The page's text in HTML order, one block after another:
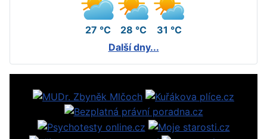
27 °C 28 °C
31 °C
Další dny...